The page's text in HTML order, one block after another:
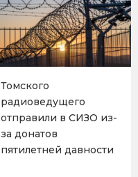
Томского
радиоведущего
отправили в СИЗО из-
за донатов
пятилетней давности